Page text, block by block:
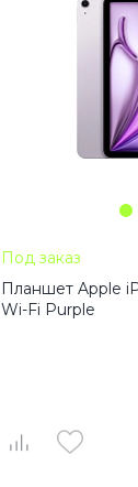
Под заказ
Планшет Apple
Wi-Fi Purple